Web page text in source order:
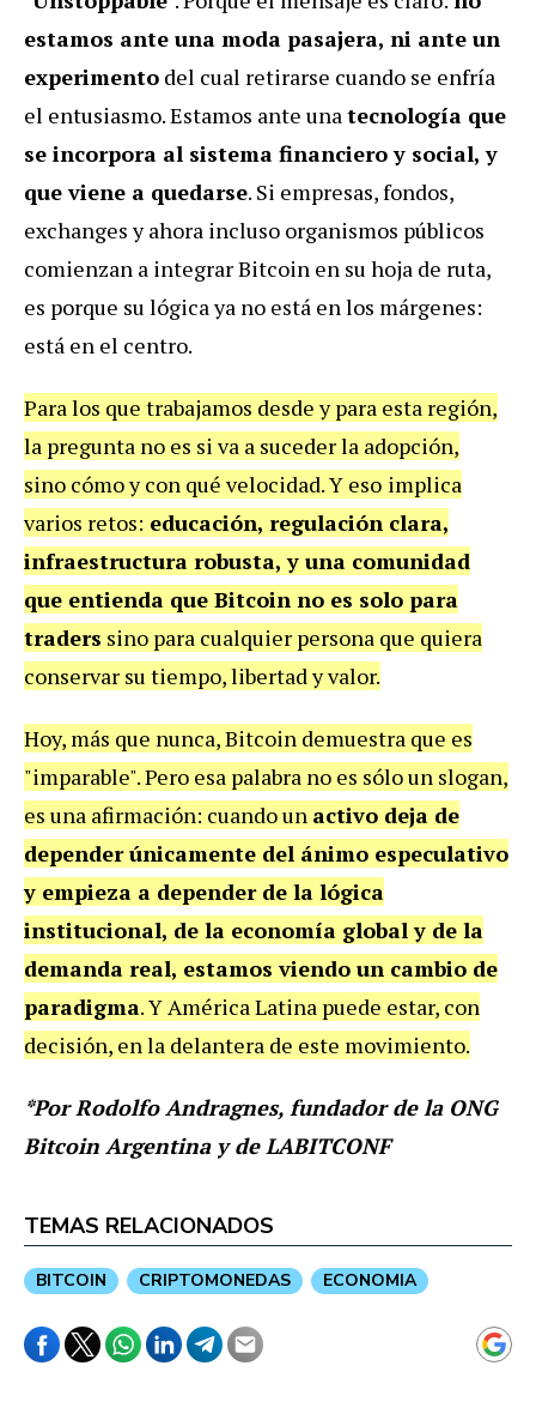
estamos ante una moda pasajera, ni ante un
experimento del cual retirarse cuando se enfría
el entusiasmo. Estamos ante unatecnología que
se incorpora al sistema financiero y social, y
que viene a quedarse. Si empresas, fondos,
exchanges y ahora incluso organismos públicos
comienzan a integrar Bitcoin en su hoja de ruta,
es porque su lógica ya no está en los márgenes:
está en el centro.
Para los que trabajamos desde y para esta región,
la pregunta no es si va a suceder la adopción,
sino cómo y con qué velocidad. Y eso implica
varios retos: educación, regulación clara,
infraestructura robusta, y una comunidad
que entienda que Bitcoin no es solo para
traders sino para cualquier persona que quiera
conservar su tiempo, libertad y valor.
Hoy, más que nunca, Bitcoin demuestra que es
"imparable". Pero esa palabra no es sólo un slogan,
es una afirmación: cuando un activo deja de
depender únicamente del ánimo especulativo
y empieza a depender de la lógica
institucional, de la economía global y de la
demanda real, estamos viendo un cambio de
paradigma. Y América Latina puede estar, con
decisión, en la delantera de este movimiento.
*Por Rodolfo Andragnes, fundador de la ONG
Bitcoin Argentina y de LABITCONF
TEMAS RELACIONADOS
BITCOIN CRIPTOMONEDAS ECONOMIA